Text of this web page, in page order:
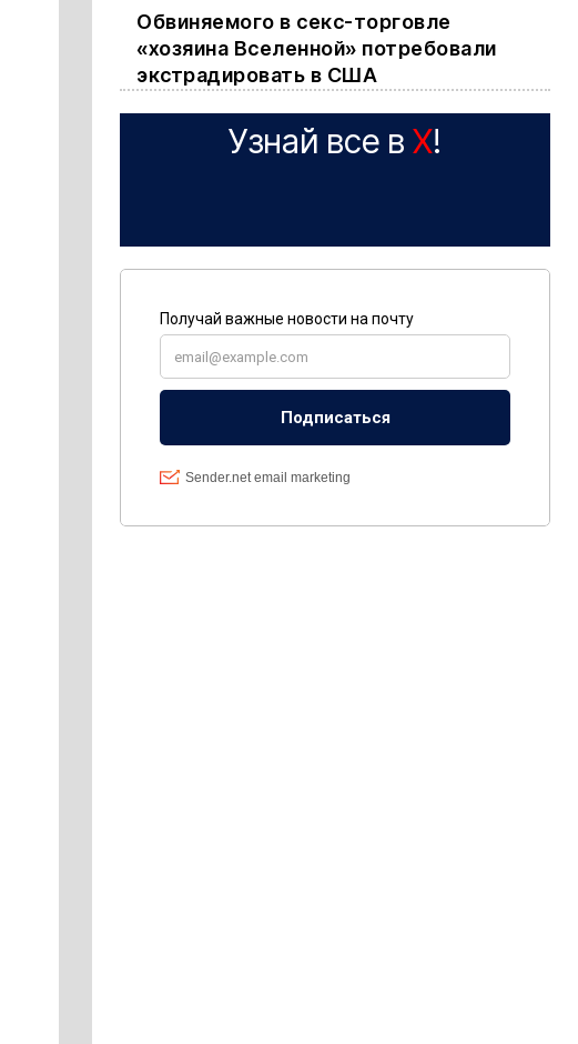
Обвиняемого в секс-торговле
«хозяина Вселенной» потребовали
экстрадировать в США
Узнай все в X!